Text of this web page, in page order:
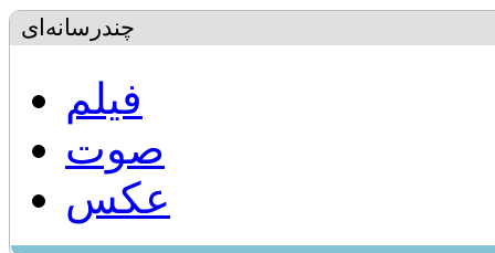
چندرسانه‌ای
فیلم
صوت
عکس